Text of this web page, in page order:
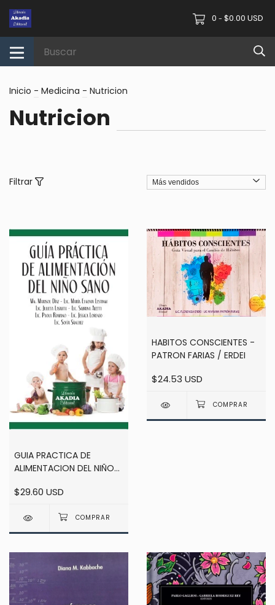
0 - $0.00 USD
Inicio - Medicina - Nutricion
Nutricion
Filtrar
GUIA PRACTICA DE
ALIMENTACION DEL NIÑO
$29.60 USD
HABITOS CONSCIENTES -
PATRON FARIAS / ERDEI
$24.53 USD